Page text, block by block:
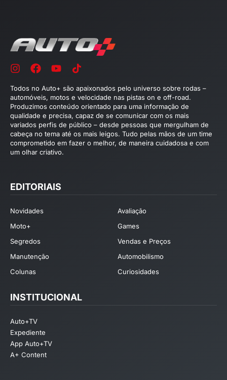
Todos no Auto+ são apaixonados pelo universo sobre rodas –
automóveis, motos e velocidade nas pistas on e off-road.
Produzimos conteúdo orientado para uma informação de
qualidade e precisa, capaz de se comunicar com os mais
variados perfis de público – desde pessoas que mergulham de
cabeça no tema até os mais leigos. Tudo pelas mãos de um time
comprometido em fazer o melhor, de maneira cuidadosa e com
um olhar criativo.
EDITORIAIS
Novidades
Avaliação
Moto+
Games
Segredos
Vendas e Preços
Manutenção
Automobilismo
Colunas
Curiosidades
INSTITUCIONAL
Auto+TV
Expediente
App Auto+TV
A+ Content